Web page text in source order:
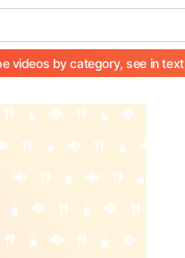
videos by category, see in text